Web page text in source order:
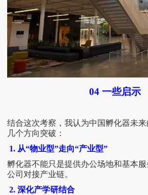
04 一些启示
结合这次考察，我认为中国孵化器未
几个方向突破：
1. 从“物业型”走向“产业型”
孵化器不能只是提供办公场地和基本
公司对接产业链。
2. 深化产学研结合